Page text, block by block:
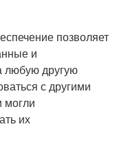
позволяет
и
любую другую
с другими
могли
их